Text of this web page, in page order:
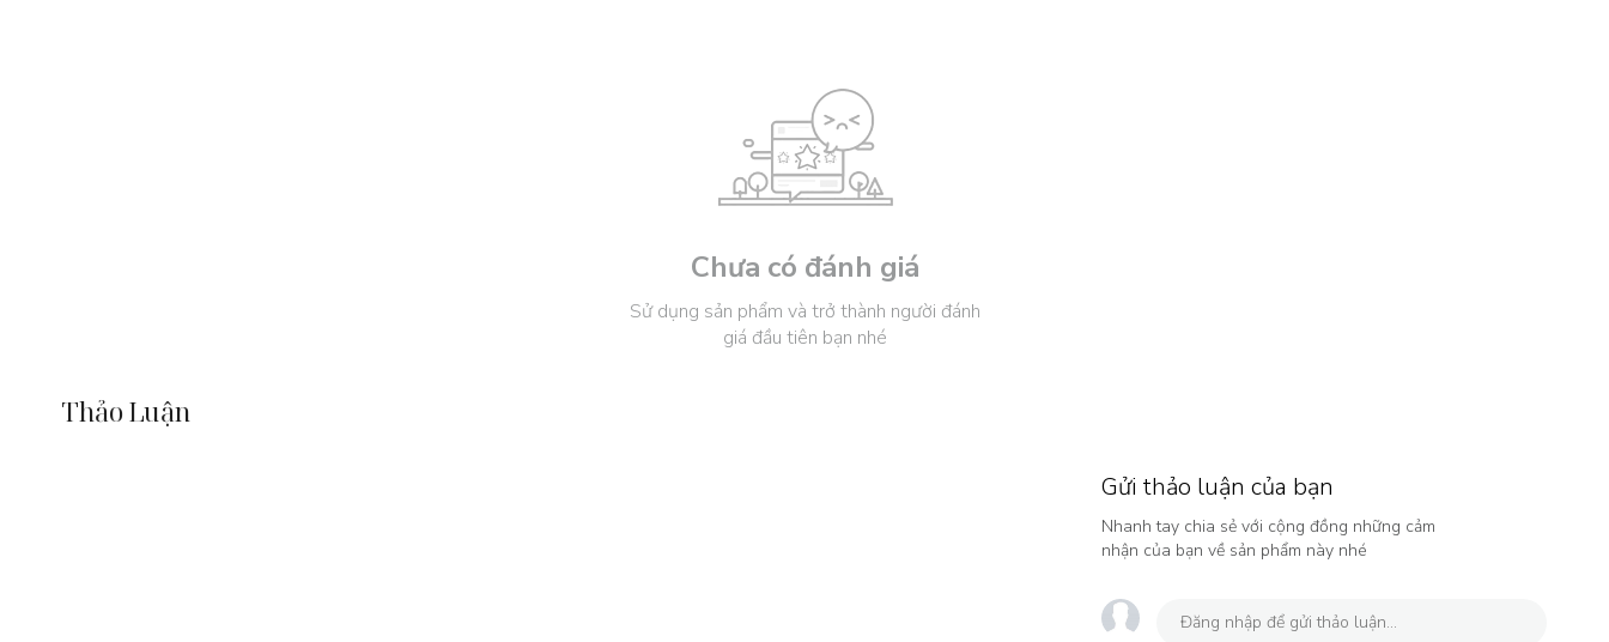
Chưa có đánh giá
Sử dụng sản phẩm và trở thành người đánh
giá đầu tiên bạn nhé
Thảo Luận
Gửi thảo luận của bạn
Nhanh tay chia sẻ với cộng đồng những cảm
nhận của bạn về sản phẩm này nhé